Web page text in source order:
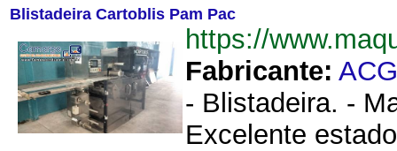
Blistadeira Cartoblis Pam Pac
https://
Fabricante: ACG
- Blistadeira. -
Excelente